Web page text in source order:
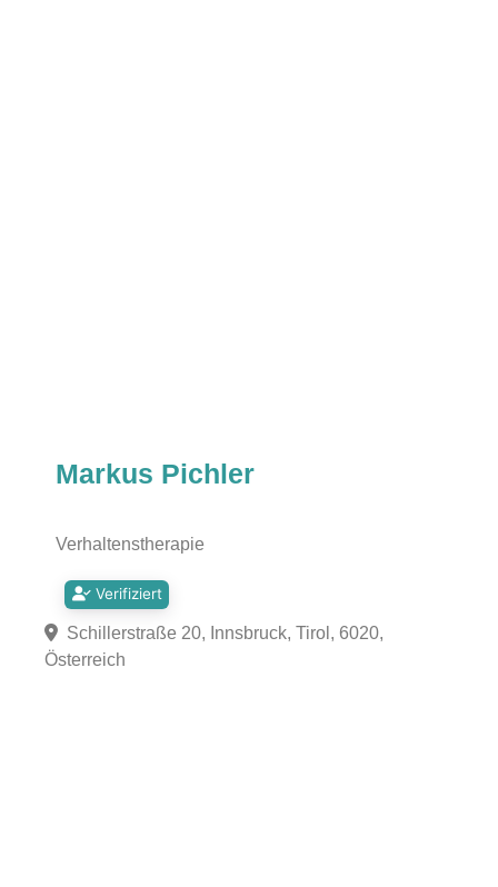
Markus Pichler
Verhaltenstherapie
Verifiziert
Schillerstraße 20, Innsbruck, Tirol, 6020,
Österreich